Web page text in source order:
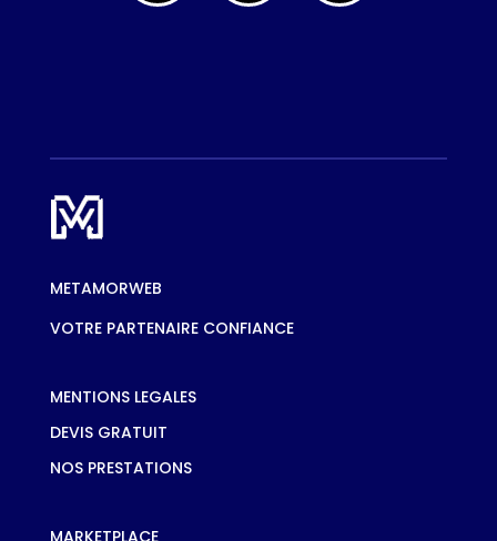
METAMORWEB
VOTRE PARTENAIRE CONFIANCE
MENTIONS LEGALES
DEVIS GRATUIT
NOS PRESTATIONS